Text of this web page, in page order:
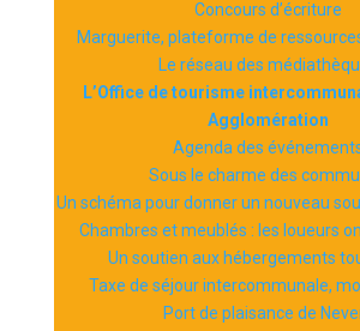
Concours d’écriture
Marguerite, plateforme de
Le réseau des
L’Office de tourisme
Agglomération
Agenda des
Sous le charme des
Un schéma pour donner un nouveau
Chambres et meublés : les loueurs
Un soutien aux hébergements
Taxe de séjour intercommunale,
Port de plaisance de